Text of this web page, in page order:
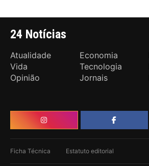
24 Notícias
Atualidade Economia
Vida
Tecnologia
Opinião
Jornais
Ficha Técnica Estatuto editorial